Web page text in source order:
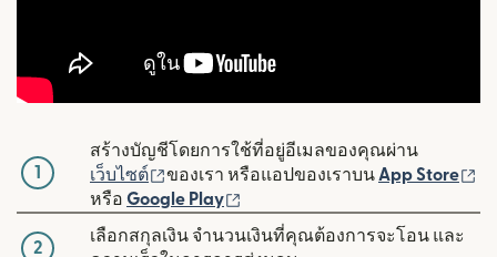
1
สร้างบัญชีโดยการใช้ที่อยู่อีเมลของคุณผ่าน
เว็บไซต์
(เปิดในหน้าต่างใหม่)
ของเรา หรือแอปของเราบน App Store
หรือ Google Play
2
เลือกสกุลเงิน จำนวนเงินที่คุณต้องการจะโอน และ